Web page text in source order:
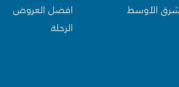
الأوسط
افضل العروض
الرحلة